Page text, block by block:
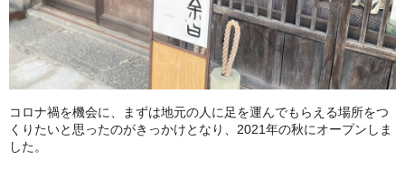
コロナ禍を機会に、まずは地元の人に足を運んでもらえる場所をつ
くりたいと思ったのがきっかけとなり、2021年の秋にオープンしま
した。